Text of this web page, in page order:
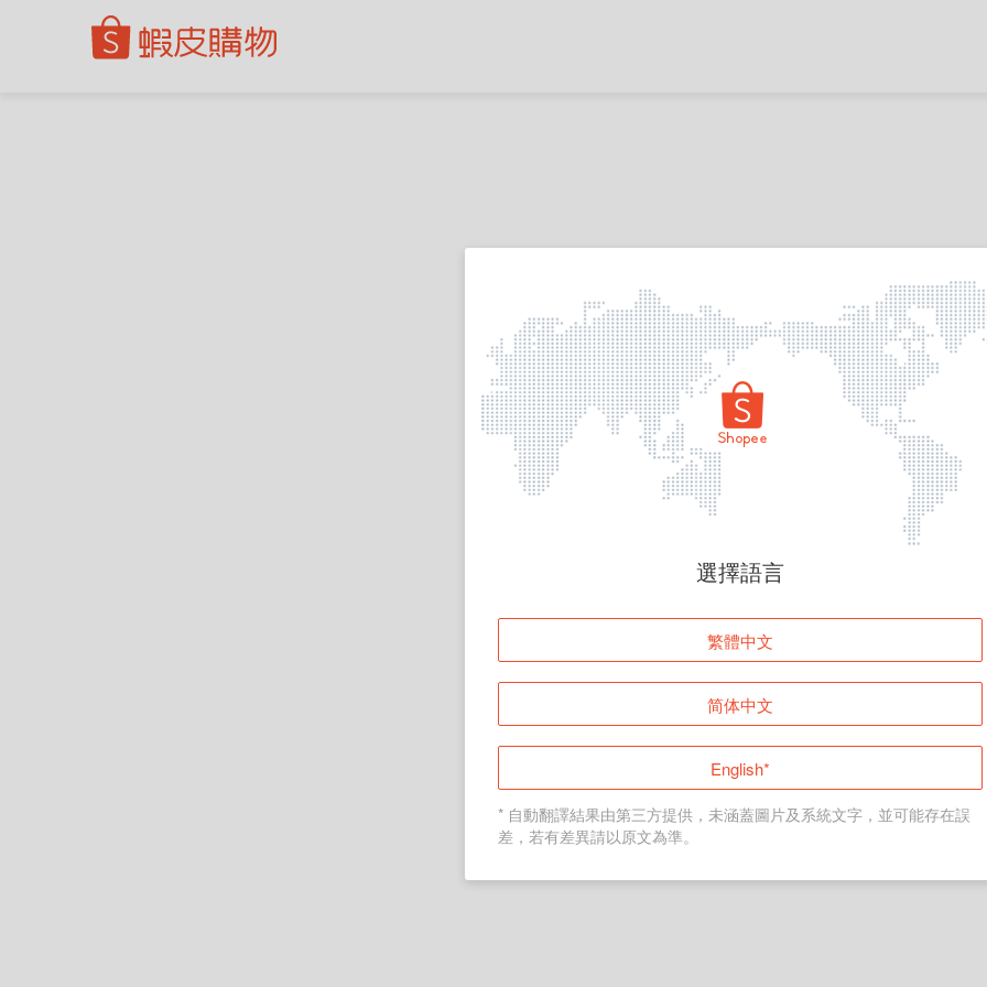
頁面無法顯示
登入
返回首頁
選擇語言
繁體中文
简体中文
English*
* 自動翻譯結果由第三方提供，未涵蓋圖片及系統文字，並可能存在誤
差，若有差異請以原文為準。